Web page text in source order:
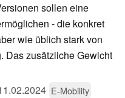
sollen eine
- die konkret
wie üblich stark von
Das zusätzliche Gewicht
E-Mobility